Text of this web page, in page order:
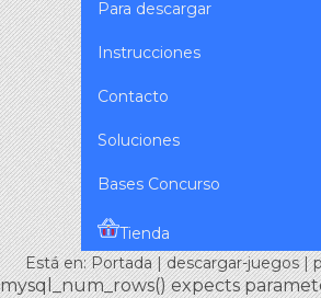
Para descargar
Instrucciones
Contacto
Soluciones
Bases Concurso
Tienda
Está en:Portada|descargar-juegos|
mysql_num_rows() expects